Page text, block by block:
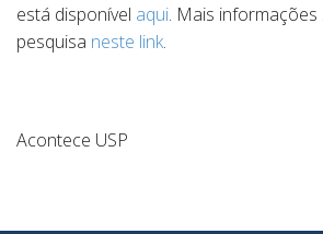
está disponível aqui. Mais
pesquisa neste link.
Acontece USP